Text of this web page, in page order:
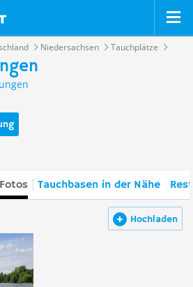
Niedersachsen Tauchplätze
Fotos Tauchbasen in der Nähe
Hochladen